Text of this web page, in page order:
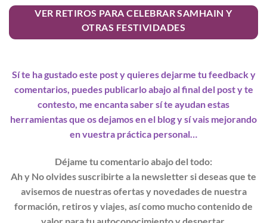
VER RETIROS PARA CELEBRAR SAMHAIN Y
OTRAS FESTIVIDADES
Sí te ha gustado este post y quieres dejarme tu feedback y
comentarios, puedes publicarlo abajo al final del post y te
contesto, me encanta saber sí te ayudan estas
herramientas que os dejamos en el blog y sí vais mejorando
en vuestra práctica personal…
Déjame tu comentario abajo del todo:
Ah y No olvides suscribirte a la newsletter si deseas que te
avisemos de nuestras ofertas y novedades de nuestra
formación, retiros y viajes, así como mucho contenido de